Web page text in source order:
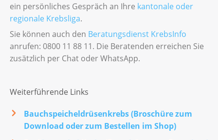
ein persönliches Gespräch an Ihre kantonale oder
regionale Krebsliga.
Sie können auch den Beratungsdienst KrebsInfo
anrufen: 0800 11 88 11. Die Beratenden erreichen Sie
zusätzlich per Chat oder WhatsApp.
Weiterführende Links
Bauchspeicheldrüsenkrebs (Broschüre zum
Download oder zum Bestellen im Shop)